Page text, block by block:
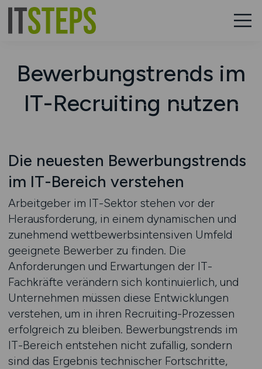
Bewerbungstrends im
IT-Recruiting nutzen
Die neuesten Bewerbungstrends
im IT-Bereich verstehen
Arbeitgeber im IT-Sektor stehen vor der
Herausforderung, in einem dynamischen und
zunehmend wettbewerbsintensiven Umfeld
geeignete Bewerber zu finden. Die
Anforderungen und Erwartungen der IT-
Fachkräfte verändern sich kontinuierlich, und
Unternehmen müssen diese Entwicklungen
verstehen, um in ihren Recruiting-Prozessen
erfolgreich zu bleiben. Bewerbungstrends im
IT-Bereich entstehen nicht zufällig, sondern
sind das Ergebnis technischer Fortschritte,